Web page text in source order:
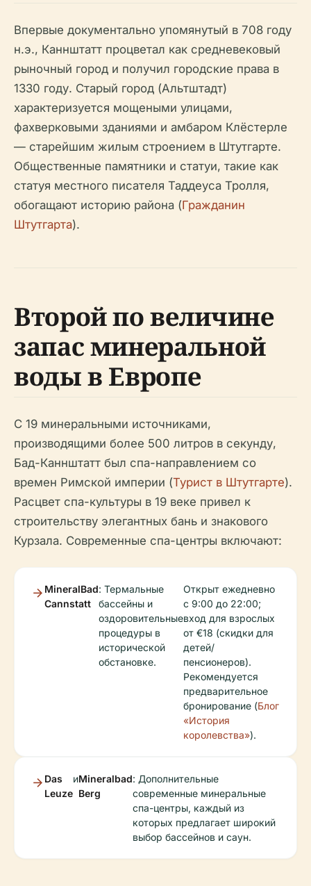
Впервые документально упомянутый в 708 году
н.э., Каннштатт процветал как средневековый
рыночный город и получил городские права в
1330 году. Старый город (Альтштадт)
характеризуется мощеными улицами,
фахверковыми зданиями и амбаром Клёстерле
— старейшим жилым строением в Штутгарте.
Общественные памятники и статуи, такие как
статуя местного писателя Таддеуса Тролля,
обогащают историю района (Гражданин
Штутгарта).
Второй по величине
запас минеральной
воды в Европе
С 19 минеральными источниками,
производящими более 500 литров в секунду,
Бад-Каннштатт был спа-направлением со
времен Римской империи (Турист в Штутгарте).
Расцвет спа-культуры в 19 веке привел к
строительству элегантных бань и знакового
Курзала. Современные спа-центры включают:
MineralBad
Cannstatt
: Термальные
бассейны и
оздоровительные
процедуры в
исторической
обстановке.
Открыт ежедневно
с 9:00 до 22:00;
вход для взрослых
от €18 (скидки для
детей/
пенсионеров).
Рекомендуется
предварительное
бронирование (Блог
«История
королевства»).
Das
Leuze
иMineralbad
Berg
: Дополнительные
современные минеральные
спа-центры, каждый из
которых предлагает широкий
выбор бассейнов и саун.